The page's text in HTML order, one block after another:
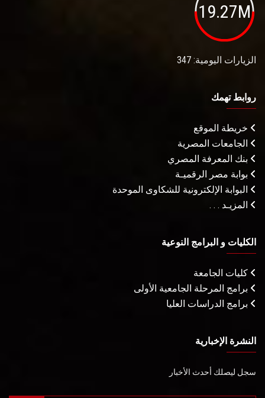
19.27M
الزيارات اليومية: 347
روابط تهمك
خريطة الموقع
الجامعات المصرية
بنك المعرفة المصري
بوابة مصر الرقميـة
البوابة الإلكترونية للشكاوى الموحدة
المزيـد . . .
الكليات و البرامج النوعية
كليات الجامعة
برامج المرحلة الجامعية الأولى
برامج الدراسات العليا
النشرة الإخبارية
سجل ليصلك أحدث الأخبار